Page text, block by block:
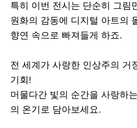
특히 이번 전시는 단순히 그림
원화의 감동에 디지털 아트의
향연 속으로 빠져들게 하죠.
전 세계가 사랑한 인상주의 거
기회!
머물다간 빛의 순간을 사랑하
의 온기로 담아보세요.